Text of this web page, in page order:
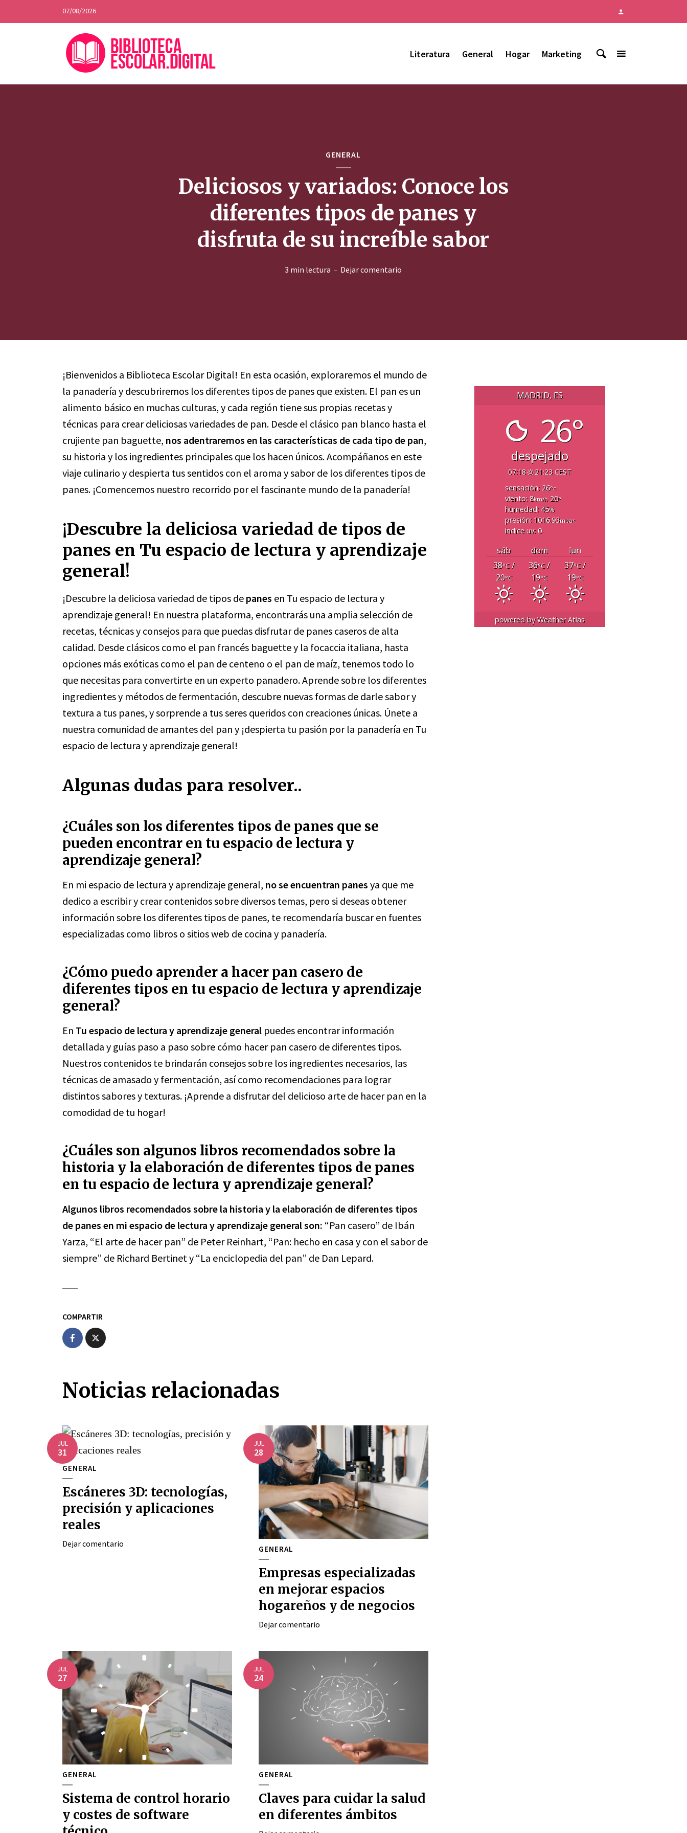
07/08/2026
Literatura General Hogar Marketing
GENERAL
Deliciosos y variados: Conoce los
diferentes tipos de panes y
disfruta de su increíble sabor
3 min lectura Dejar comentario
¡Bienvenidos a Biblioteca Escolar Digital! En esta ocasión, exploraremos el mundo de
la panadería y descubriremos los diferentes tipos de panes que existen. El pan es un
alimento básico en muchas culturas, y cada región tiene sus propias recetas y
técnicas para crear deliciosas variedades de pan. Desde el clásico pan blanco hasta el
crujiente pan baguette, nos adentraremos en las características de cada tipo de pan,
su historia y los ingredientes principales que los hacen únicos. Acompáñanos en este
viaje culinario y despierta tus sentidos con el aroma y sabor de los diferentes tipos de
panes. ¡Comencemos nuestro recorrido por el fascinante mundo de la panadería!
¡Descubre la deliciosa variedad de tipos de
panes en Tu espacio de lectura y aprendizaje
general!
¡Descubre la deliciosa variedad de tipos de panes en Tu espacio de lectura y
aprendizaje general! En nuestra plataforma, encontrarás una amplia selección de
recetas, técnicas y consejos para que puedas disfrutar de panes caseros de alta
calidad. Desde clásicos como el pan francés baguette y la focaccia italiana, hasta
opciones más exóticas como el pan de centeno o el pan de maíz, tenemos todo lo
que necesitas para convertirte en un experto panadero. Aprende sobre los diferentes
ingredientes y métodos de fermentación, descubre nuevas formas de darle sabor y
textura a tus panes, y sorprende a tus seres queridos con creaciones únicas. Únete a
nuestra comunidad de amantes del pan y ¡despierta tu pasión por la panadería en Tu
espacio de lectura y aprendizaje general!
Algunas dudas para resolver..
¿Cuáles son los diferentes tipos de panes que se
pueden encontrar en tu espacio de lectura y
aprendizaje general?
En mi espacio de lectura y aprendizaje general, no se encuentran panes ya que me
dedico a escribir y crear contenidos sobre diversos temas, pero si deseas obtener
información sobre los diferentes tipos de panes, te recomendaría buscar en fuentes
especializadas como libros o sitios web de cocina y panadería.
¿Cómo puedo aprender a hacer pan casero de
diferentes tipos en tu espacio de lectura y aprendizaje
general?
En Tu espacio de lectura y aprendizaje general puedes encontrar información
detallada y guías paso a paso sobre cómo hacer pan casero de diferentes tipos.
Nuestros contenidos te brindarán consejos sobre los ingredientes necesarios, las
técnicas de amasado y fermentación, así como recomendaciones para lograr
distintos sabores y texturas. ¡Aprende a disfrutar del delicioso arte de hacer pan en la
comodidad de tu hogar!
¿Cuáles son algunos libros recomendados sobre la
historia y la elaboración de diferentes tipos de panes
en tu espacio de lectura y aprendizaje general?
Algunos libros recomendados sobre la historia y la elaboración de diferentes tipos
de panes en mi espacio de lectura y aprendizaje general son: “Pan casero” de Ibán
Yarza, “El arte de hacer pan” de Peter Reinhart, “Pan: hecho en casa y con el sabor de
siempre” de Richard Bertinet y “La enciclopedia del pan” de Dan Lepard.
COMPARTIR
Noticias relacionadas
JUL
31
GENERAL
Escáneres 3D: tecnologías,
precisión y aplicaciones
reales
Dejar comentario
JUL
28
GENERAL
Empresas especializadas
en mejorar espacios
hogareños y de negocios
Dejar comentario
JUL
27
GENERAL
Sistema de control horario
y costes de software
JUL
24
GENERAL
Claves para cuidar la salud
en diferentes ámbitos
MADRID, ES
26°
despejado
07:18
21:23 CEST
sensación: 26°c
viento: 8km/h20°
humedad: 45%
presión: 1016.93mbar
índice uv: 0
sáb dom
lun
38°C/
20°C
36°C/
19°C
37°C/
19°C
powered byWeather Atlas